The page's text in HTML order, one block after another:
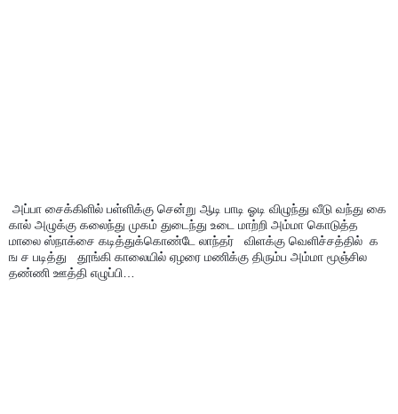
கால் அழுக்கு கலைந்து முகம் துடைந்து உடை மாற்றி அம்மா கொடுத்த
மாலை ஸ்நாக்சை கடித்துக்கொண்டே லாந்தர்   விளக்கு வெளிச்சத்தில்  க
ங ச படித்து   தூங்கி காலையில் ஏழரை மணிக்கு திரும்ப அம்மா மூஞ்சில
தண்ணி ஊத்தி எழுப்பி…